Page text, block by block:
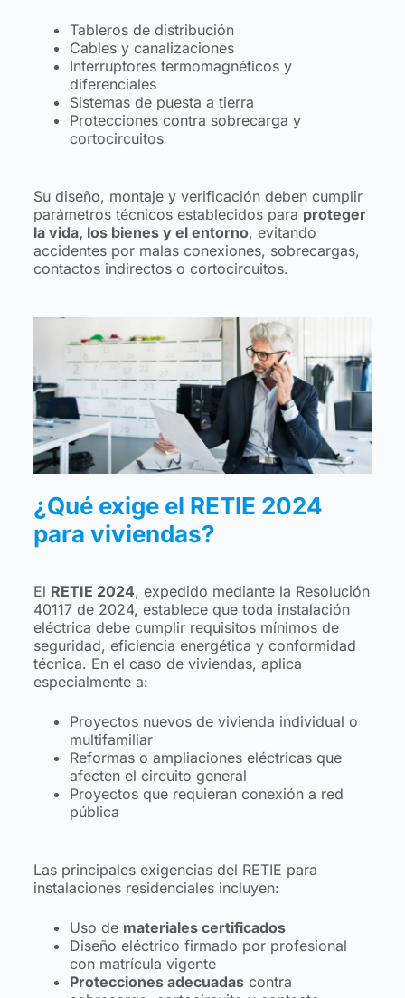
Tableros de distribución
Cables y canalizaciones
Interruptores termomagnéticos y
diferenciales
Sistemas de puesta a tierra
Protecciones contra sobrecarga y
cortocircuitos
Su diseño, montaje y verificación deben cumplir
parámetros técnicos establecidos para proteger
la vida, los bienes y el entorno, evitando
accidentes por malas conexiones, sobrecargas,
contactos indirectos o cortocircuitos.
¿Qué exige el RETIE 2024
para viviendas?
El RETIE 2024, expedido mediante la Resolución
40117 de 2024, establece que toda instalación
eléctrica debe cumplir requisitos mínimos de
seguridad, eficiencia energética y conformidad
técnica. En el caso de viviendas, aplica
especialmente a:
Proyectos nuevos de vivienda individual o
multifamiliar
Reformas o ampliaciones eléctricas que
afecten el circuito general
Proyectos que requieran conexión a red
pública
Las principales exigencias del RETIE para
instalaciones residenciales incluyen:
Uso de materiales certificados
Diseño eléctrico firmado por profesional
con matrícula vigente
Protecciones adecuadascontra